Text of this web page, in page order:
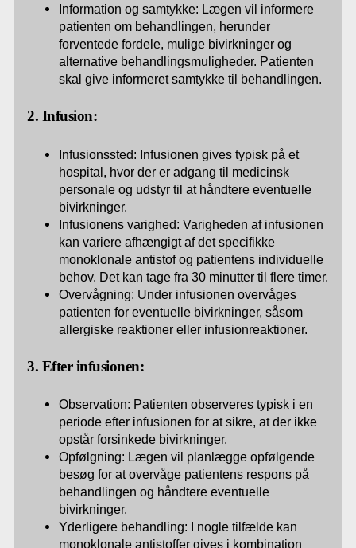
Information og samtykke: Lægen vil informere
patienten om behandlingen, herunder
forventede fordele, mulige bivirkninger og
alternative behandlingsmuligheder. Patienten
skal give informeret samtykke til behandlingen.
2. Infusion:
Infusionssted: Infusionen gives typisk på et
hospital, hvor der er adgang til medicinsk
personale og udstyr til at håndtere eventuelle
bivirkninger.
Infusionens varighed: Varigheden af infusionen
kan variere afhængigt af det specifikke
monoklonale antistof og patientens individuelle
behov. Det kan tage fra 30 minutter til flere timer.
Overvågning: Under infusionen overvåges
patienten for eventuelle bivirkninger, såsom
allergiske reaktioner eller infusionreaktioner.
3. Efter infusionen:
Observation: Patienten observeres typisk i en
periode efter infusionen for at sikre, at der ikke
opstår forsinkede bivirkninger.
Opfølgning: Lægen vil planlægge opfølgende
besøg for at overvåge patientens respons på
behandlingen og håndtere eventuelle
bivirkninger.
Yderligere behandling: I nogle tilfælde kan
monoklonale antistoffer gives i kombination